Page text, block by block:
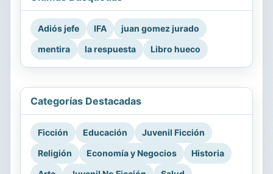
Adiós jefe IFA
juan gomez jurado
mentira
la respuesta Libro hueco
Categorías Destacadas
Ficción Educación
Juvenil Ficción
Religión
Economía y Negocios
Historia